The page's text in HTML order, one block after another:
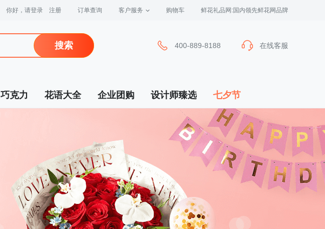
你好，请登录 注册 订单查询 客户服务 购物车 鲜花礼品网:国内领先鲜花网品牌
搜索 400-889-8188 在线客服
巧克力 花语大全 企业团购 设计师臻选 七夕节